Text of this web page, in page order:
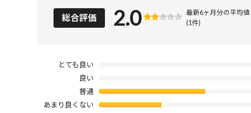
総合評価 2.0
最新6ヶ月分の平均値
(1件)
とても良い
良い
普通
あまり良くない